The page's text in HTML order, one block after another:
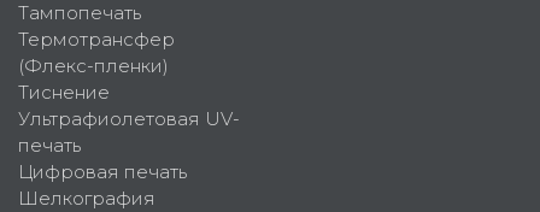
Тампопечать
Термотрансфер
(Флекс-пленки)
Тиснение
Ультрафиолетовая UV-
печать
Цифровая печать
Шелкография